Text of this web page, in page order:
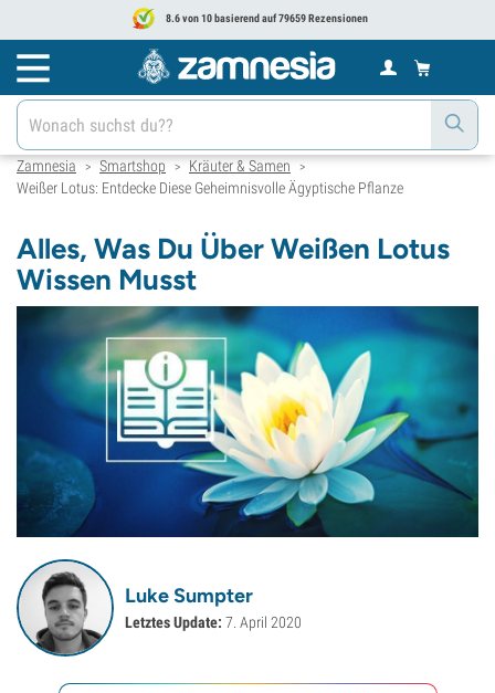
8.6 von 10 basierend auf 79659 Rezensionen
Zamnesia > Smartshop > Kräuter & Samen >
Weißer Lotus: Entdecke Diese Geheimnisvolle Ägyptische Pflanze
Alles, Was Du Über Weißen Lotus
Wissen Musst
Luke Sumpter
Letztes Update: 7. April 2020